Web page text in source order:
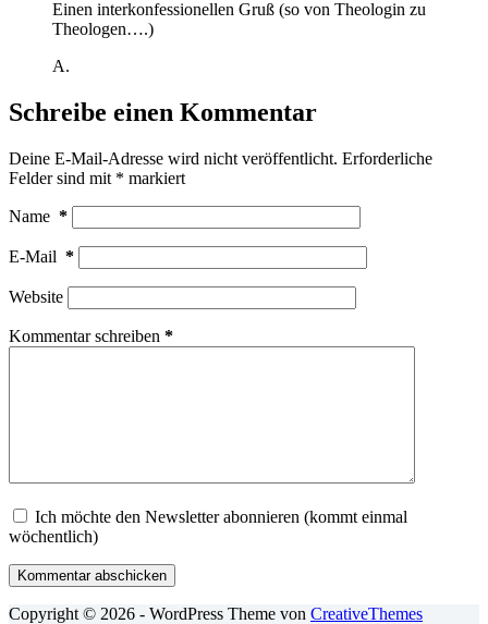
Einen interkonfessionellen Gruß (so von Theologin zu
Theologen….)
A.
Schreibe einen Kommentar
Deine E-Mail-Adresse wird nicht veröffentlicht. Erforderliche
Felder sind mit * markiert
Name *
E-Mail *
Website
Kommentar schreiben *
Ich möchte den Newsletter abonnieren (kommt einmal
wöchentlich)
Kommentar abschicken
Copyright © 2026 - WordPress Theme von CreativeThemes